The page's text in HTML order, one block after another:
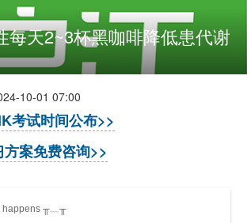
每天2~3杯黑咖啡降低患代谢
10-01 07:00
考试时间公布>>
案免费咨询>>
happens ╥﹏╥